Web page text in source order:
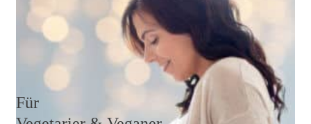
und Vitamine für zwei zur Verfügung stellen muss.
Für